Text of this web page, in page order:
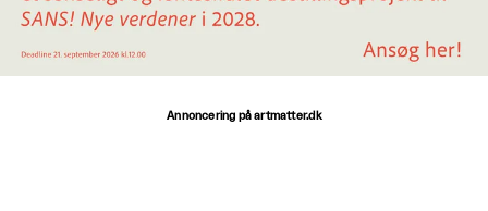
Annoncering på artmatter.dk